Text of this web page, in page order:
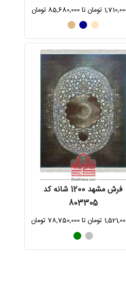
فرش مشهد 1200 شانه کد
803305